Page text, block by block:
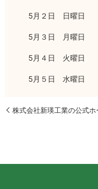
5月２日 日曜日
5月３日 月曜日
5月４日 火曜日
5月５日 水曜日
株式会社新瑛工業の公式ホ